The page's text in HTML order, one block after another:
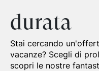
durata
Stai cercando
vacanze? Scegli di
scopri le nostre